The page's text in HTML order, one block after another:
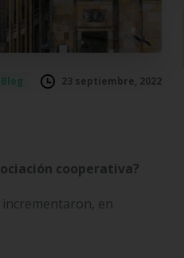
Blog 23 septiembre, 2022
cooperativa?
en